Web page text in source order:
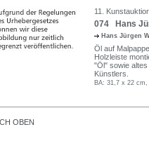
11.
074 Hans
Hans Jürgen
Öl auf
Holzleiste
"Öl" sowie
Künstlers.
BA: 31,7 x 22
OBEN